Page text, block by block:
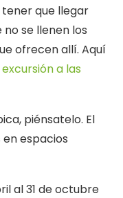
que llegar
se llenen los
ofrecen allí. Aquí
excursión a las
piénsatelo. El
espacios
al 31 de octubre